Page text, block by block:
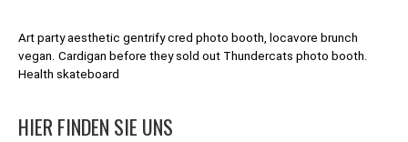
Art party aesthetic gentrify cred photo booth, locavore brunch
vegan. Cardigan before they sold out Thundercats photo booth.
Health skateboard
HIER FINDEN SIE UNS